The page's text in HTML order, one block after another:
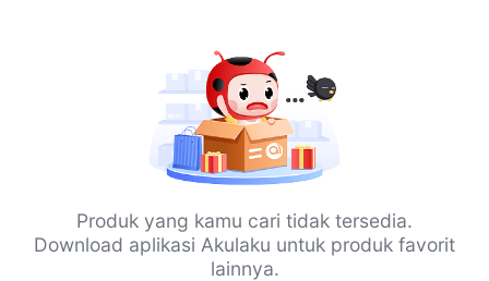
Produk yang kamu cari tidak tersedia.
Download aplikasi Akulaku untuk produk favorit
lainnya.